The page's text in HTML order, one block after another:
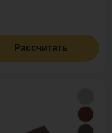
Рассчитать